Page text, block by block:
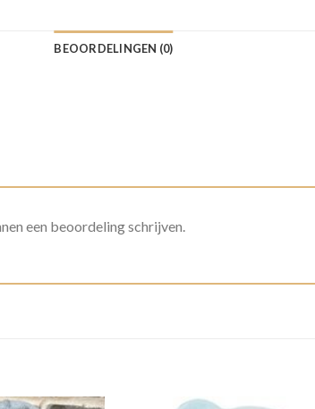
BEOORDELINGEN (0)
een beoordeling schrijven.